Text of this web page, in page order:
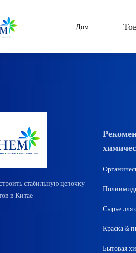
Дом
стабильную цепочку
в Китае
Сырье для
Краска &
Бытовая